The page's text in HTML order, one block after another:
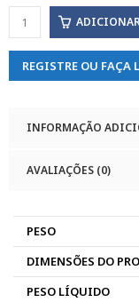
REGISTRE OU FAÇA
INFORMAÇÃO
AVALIAÇÕES (0)
PESO
DIMENSÕES DO
PESO LÍQUIDO